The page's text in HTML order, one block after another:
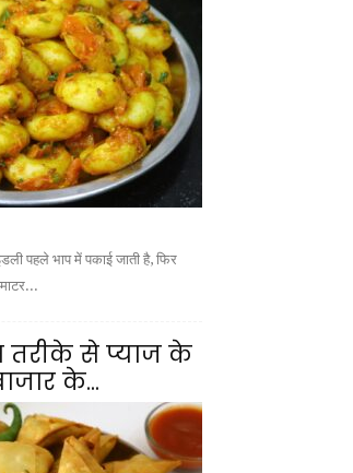
पहले भाप में पकाई जाती है, फिर
तरीके से प्याज के
के...